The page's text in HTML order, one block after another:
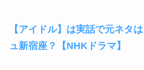
【アイドル】は実話で元ネタ
ュ新宿座？【NHKドラマ】